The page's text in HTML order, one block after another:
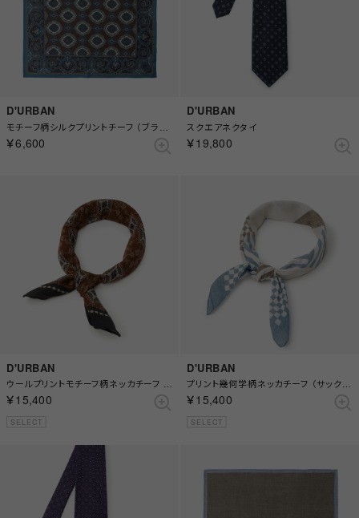
D'URBAN
￥6,600
D'URBAN
スクエアネクタイ
￥19,800
D'URBAN
￥15,400
SELECT
D'URBAN
￥15,400
SELECT